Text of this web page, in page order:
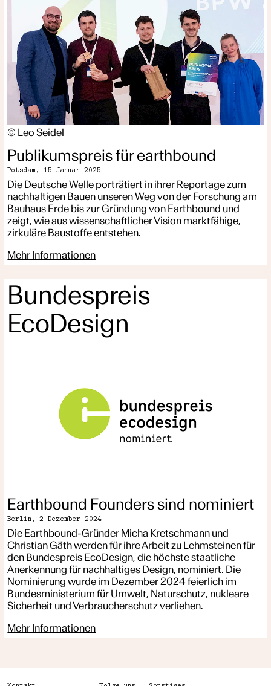
Publikumspreis für earthbound
Potsdam, 15 Januar 2025
Die Deutsche Welle porträtiert in ihrer Reportage zum
nachhaltigen Bauen unseren Weg von der Forschung am
Bauhaus Erde bis zur Gründung von Earthbound und
zeigt, wie aus wissenschaftlicher Vision marktfähige,
zirkuläre Baustoffe entstehen.
Mehr Informationen
© Leo Seidel
Bundespreis
EcoDesign
Earthbound Founders sind nominiert
Berlin,2 Dezember 2024
Die Earthbound-Gründer Micha Kretschmann und
Christian Gäth werden für ihre Arbeit zu Lehmsteinen für
den Bundespreis EcoDesign, die höchste staatliche
Anerkennung für nachhaltiges Design, nominiert. Die
Nominierung wurde im Dezember 2024 feierlich im
Bundesministerium für Umwelt, Naturschutz, nukleare
Sicherheit und Verbraucherschutz verliehen.
Mehr Informationen